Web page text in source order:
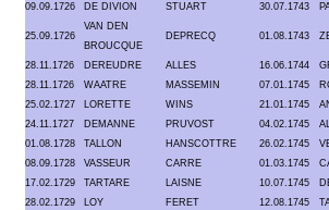
09.09.1726
DE DIVION STUART 30.07.1743
25.09.1726
VAN DEN
BROUCQUE
DEPRECQ 01.08.1743
28.11.1726 DEREUDRE ALLES 16.06.1744
28.11.1726
WAATRE MASSEMIN 07.01.1745
25.02.1727
LORETTE WINS 21.01.1745
24.11.1727
DEMANNE PRUVOST 04.02.1745
01.08.1728
TALLON HANSCOTTRE 26.02.1745
08.09.1728
VASSEUR CARRE 01.03.1745
17.02.1729
TARTARE LAISNE 10.07.1745
28.02.1729
LOY FERET 12.08.1745